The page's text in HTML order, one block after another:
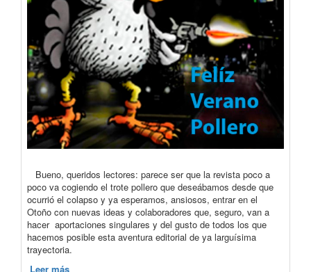
Bueno, queridos lectores: parece ser que la revista poco a
poco va cogiendo el trote pollero que deseábamos desde que
ocurrió el colapso y ya esperamos, ansiosos, entrar en el
Otoño con nuevas ideas y colaboradores que, seguro, van a
hacer aportaciones singulares y del gusto de todos los que
hacemos posible esta aventura editorial de ya larguísima
trayectoria.
Leer más